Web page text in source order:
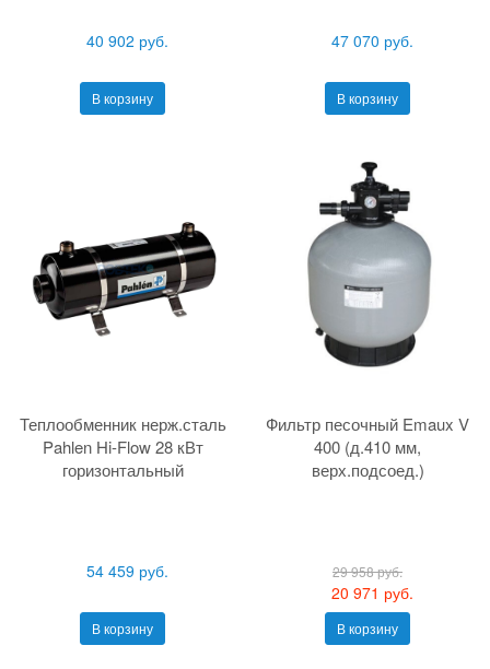
40 902 руб.
В корзину
47 070 руб.
В корзину
Теплообменник нерж.сталь
Pahlen Hi-Flow 28 кВт
горизонтальный
54 459 руб.
В корзину
Фильтр песочный Emaux V
400 (д.410 мм,
верх.подсоед.)
29 958 руб.
20 971 руб.
В корзину